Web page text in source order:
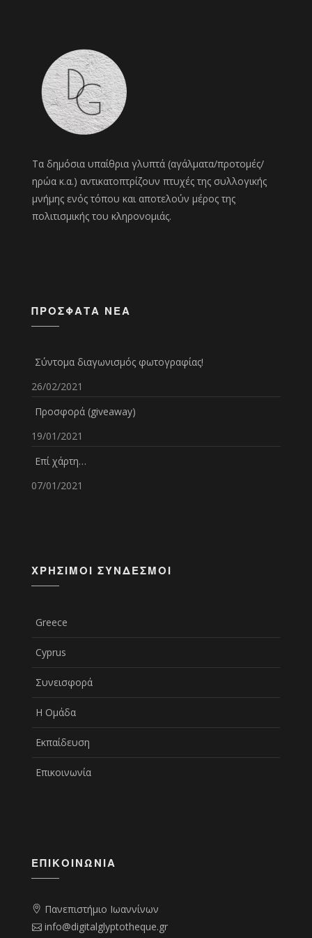
Τα δημόσια υπαίθρια γλυπτά (αγάλματα/προτομές/
ηρώα κ.α.) αντικατοπτρίζουν πτυχές της συλλογικής
μνήμης ενός τόπου και αποτελούν μέρος της
πολιτισμικής του κληρονομιάς.
ΠΡΌΣΦΑΤΑ ΝΈΑ
Σύντομα διαγωνισμός φωτογραφίας!
26/02/2021
Προσφορά (giveaway)
19/01/2021
Επί χάρτη…
07/01/2021
ΧΡΉΣΙΜΟΙ ΣΎΝΔΕΣΜΟΙ
Greece
Cyprus
Συνεισφορά
Η Ομάδα
Εκπαίδευση
Επικοινωνία
ΕΠΙΚΟΙΝΩΝΊΑ
Πανεπιστήμιο Ιωαννίνων
info@digitalglyptotheque.gr